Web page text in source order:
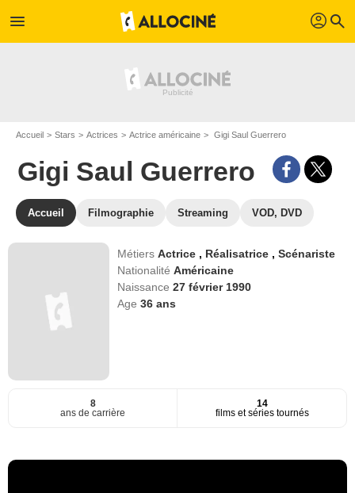
menu profil search
Accueil Stars Actrices Actrice américaine Gigi Saul Guerrero
Gigi Saul Guerrero
Accueil Filmographie Streaming VOD, DVD
MétiersActrice , Réalisatrice ,Scénariste
NationalitéAméricaine
Naissance27 février 1990
Age36 ans
8
ans de carrière
14
films et séries tournés